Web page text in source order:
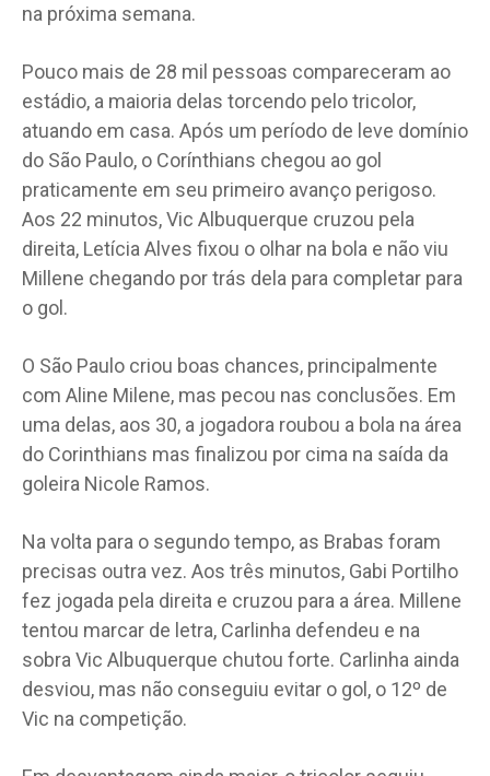
na próxima semana.
Pouco mais de 28 mil pessoas compareceram ao
estádio, a maioria delas torcendo pelo tricolor,
atuando em casa. Após um período de leve domínio
do São Paulo, o Corínthians chegou ao gol
praticamente em seu primeiro avanço perigoso.
Aos 22 minutos, Vic Albuquerque cruzou pela
direita, Letícia Alves fixou o olhar na bola e não viu
Millene chegando por trás dela para completar para
o gol.
O São Paulo criou boas chances, principalmente
com Aline Milene, mas pecou nas conclusões. Em
uma delas, aos 30, a jogadora roubou a bola na área
do Corinthians mas finalizou por cima na saída da
goleira Nicole Ramos.
Na volta para o segundo tempo, as Brabas foram
precisas outra vez. Aos três minutos, Gabi Portilho
fez jogada pela direita e cruzou para a área. Millene
tentou marcar de letra, Carlinha defendeu e na
sobra Vic Albuquerque chutou forte. Carlinha ainda
desviou, mas não conseguiu evitar o gol, o 12º de
Vic na competição.